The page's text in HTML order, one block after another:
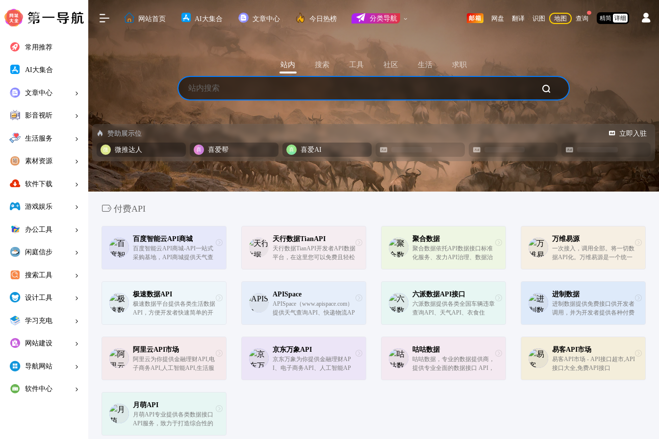
常用推荐
AI大集合
文章中心
影音视听
生活服务
素材资源
软件下载
游戏娱乐
办公工具
闲庭信步
搜索工具
设计工具
学习充电
网站建设
导航网站
软件中心
网站首页 AI大集合 文章中心 今日热榜 分类导航 邮箱 网盘 翻译 识图 地图 查询 精简 详细
站内 搜索 工具 社区 生活 求职
赞助展示位 立即入驻
微推达人 喜爱帮 喜爱AI
付费API
百度智能云API商城
百度智能云API商城-API一站式
采购基地，API商城提供天气查
能云API商城。
天行数据TianAPI
天行数据TianAPI开发者API数据
平台，在这里您可以免费且轻松
聚合数据
聚合数据依托API数据接口标准
化服务、发力API治理、数据治
别等覆盖多领域、多场景的API
平台...
万维易源
一次接入，调用全部。将一切数
据API化。万维易源是一个统一
极速数据API
极速数据平台提供各类生活数据
API，方便开发者快速简单的开
APISpace
APISpace（www.apispace.com）
提供天气查询API、快递物流AP
等相关的API服务。
六派数据API接口
六派数据提供各类全国车辆违章
查询API、天气API、衣食住
高性能，海量接口资源。六派数
据，...
进制数据
进制数据提供免费接口供开发者
调用，并为开发者提供各种付费
阿里云API市场
阿里云为你提供金融理财API,电
子商务API,人工智能API,生活服
京东万象API
京东万象为你提供金融理财AP
I、电子商务API、人工智能AP
咕咕数据
咕咕数据，专业的数据提供商，
提供专业全面的数据接口 API，
易客API市场
易客API市场 - API接口超市,API
接口大全,免费API接口
月萌API
月萌API专业提供各类数据接口
API服务，致力于打造综合性的